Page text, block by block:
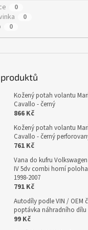
0
0
0
produktů
Kožený potah volantu
Cavallo - černý
866 Kč
Kožený potah volantu
Cavallo - černý
761 Kč
Vana do kufru
IV 5dv combi horní poloha
1998-2007
791 Kč
Autodíly podle VIN / OEM
poptávka náhradního dílu
99 Kč